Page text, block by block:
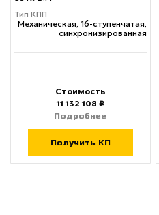
Тип КПП
Механическая, 16-ступенчатая,
синхронизированная
Стоимость
11 132 108 ₽
Подробнее
Получить КП